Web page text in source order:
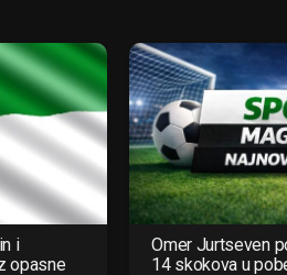
i
opasne
Omer Jurtseven
14 skokova u